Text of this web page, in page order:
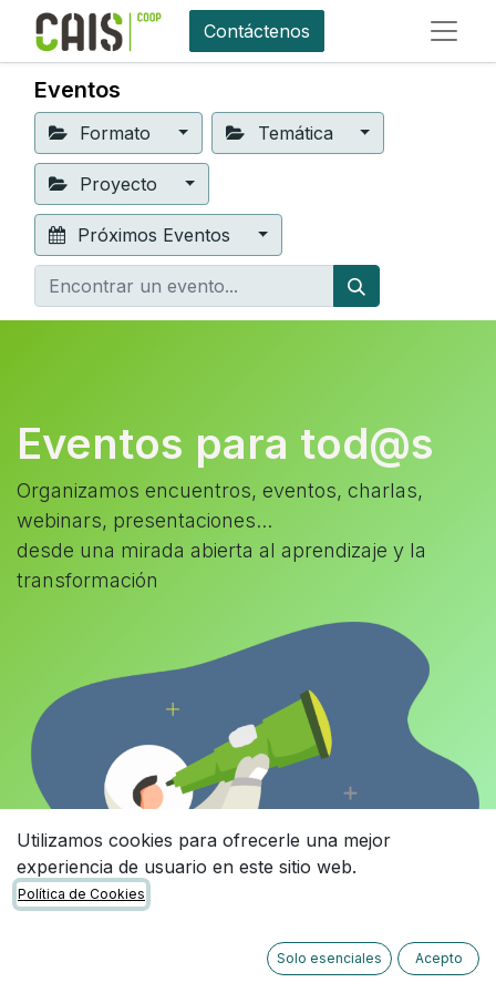
Contáctenos
Eventos
Formato Temática
Proyecto
Próximos Eventos
Eventos para tod@s
Organizamos encuentros, eventos, charlas,
webinars, presentaciones...
desde una mirada abierta al aprendizaje y la
transformación
Utilizamos cookies para ofrecerle una mejor
experiencia de usuario en este sitio web.
Política de Cookies
Solo esenciales Acepto